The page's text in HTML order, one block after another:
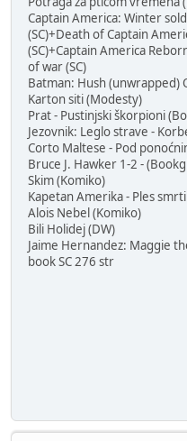
Captain America: Winter
(SC)+Death of Captain
(SC)+Captain America
of war (SC)
Batman: Hush (unwrapped)
Karton siti (Modesty)
Prat - Pustinjski škorpioni
Jezovnik: Leglo strave -
Corto Maltese - Pod
Bruce J. Hawker 1-2 -
Skim (Komiko)
Kapetan Amerika - Ples
Alois Nebel (Komiko)
Bili Holidej (DW)
Jaime Hernandez: Maggie
book SC 276 str